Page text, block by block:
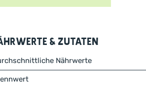
& Zutaten
Nährwerte